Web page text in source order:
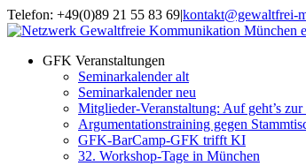
Zum
Inhalt
Telefon: +49(0)89 21 55 83 69|kontakt@gewaltfrei-
Einloggen
Infos
Seminarkalender
GFK Veranstaltungen
Seminarkalender alt
Seminarkalender neu
Mitglieder-Veranstaltung: Auf geht’s
Argumentationstraining gegen
GFK-BarCamp-GFK trifft KI
32. Workshop-Tage in München